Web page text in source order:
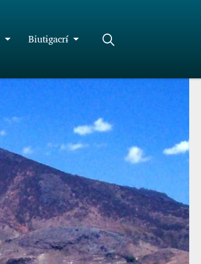
Biutɨgacrɨ́